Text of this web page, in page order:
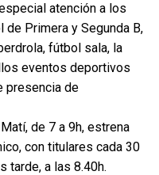
atención a los
Primera y Segunda B,
fútbol sala, la
eventos deportivos
presencia de
de 7 a 9h, estrena
con titulares cada 30
tarde, a las 8.40h.